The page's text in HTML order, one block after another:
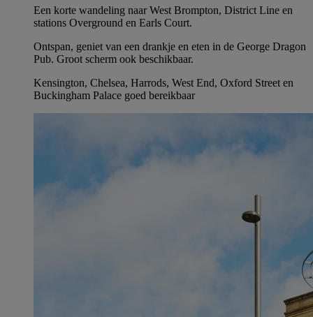
Een korte wandeling naar West Brompton, District Line en
stations Overground en Earls Court.
Ontspan, geniet van een drankje en eten in de George Dragon
Pub. Groot scherm ook beschikbaar.
Kensington, Chelsea, Harrods, West End, Oxford Street en
Buckingham Palace goed bereikbaar